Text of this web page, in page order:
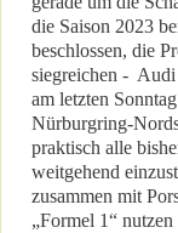
die Saison 2023
beschlossen, die
siegreichen -
am letzten
Nürburgring-
praktisch alle
weitgehend
zusammen mit
„Formel 1“